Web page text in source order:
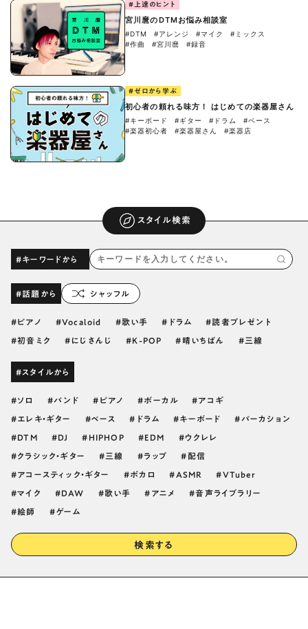
#上達のヒント
宮川麿のDTMお悩み相談室
#DTM #アレンジ #マイク
#ミックス
#作曲
#宮川麿 #録音
#ゼロから学ぶ
初心者の頼れる味方！ はじめての楽器屋さん
#キーボード #ギター #ドラム
#ベース
#楽器初心者
#楽器屋さん #楽器店
スタイル検索
#キーワードから
#話題から シャッフル
ピアノ Vocaloid 歌い手 ドラム 読者プレゼント
初音ミク にじさんじ K-POP 晴いちばん 三線
#スタイルから
ソロ バンド ピアノ ボーカル アコギ
エレキ・ギター ベース ドラム キーボード パーカション
DTM DJ HIPHOP EDM ウクレレ
クラシック・ギター 三線 ラップ 配信
アコースティック・ギター ボカロ ASMR VTuber
マイク DAW 歌い手 アニメ 音声ライブラリー
絵師 ゲーム
検索する